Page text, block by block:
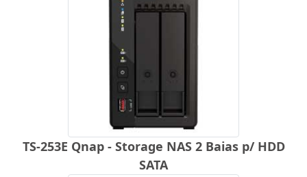
TS-253E Qnap - Storage NAS 2 Baias p/ HDD
SATA